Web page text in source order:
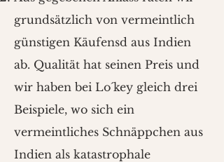
grundsätzlich von vermeintlich
günstigen Käufensd aus Indien
ab. Qualität hat seinen Preis und
wir haben bei Lo´key gleich drei
Beispiele, wo sich ein
vermeintliches Schnäppchen aus
Indien als katastrophale